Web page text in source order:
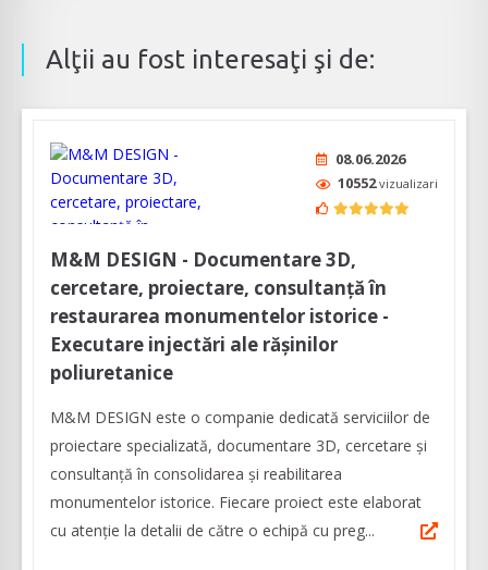
Alţii au fost interesaţi şi de:
08.06.2026
10552vizualizari
M&M DESIGN - Documentare 3D,
cercetare, proiectare, consultanță în
restaurarea monumentelor istorice -
Executare injectări ale rășinilor
poliuretanice
M&M DESIGN este o companie dedicată serviciilor de
proiectare specializată, documentare 3D, cercetare și
consultanță în consolidarea și reabilitarea
monumentelor istorice. Fiecare proiect este elaborat
cu atenţie la detalii de către o echipă cu preg...